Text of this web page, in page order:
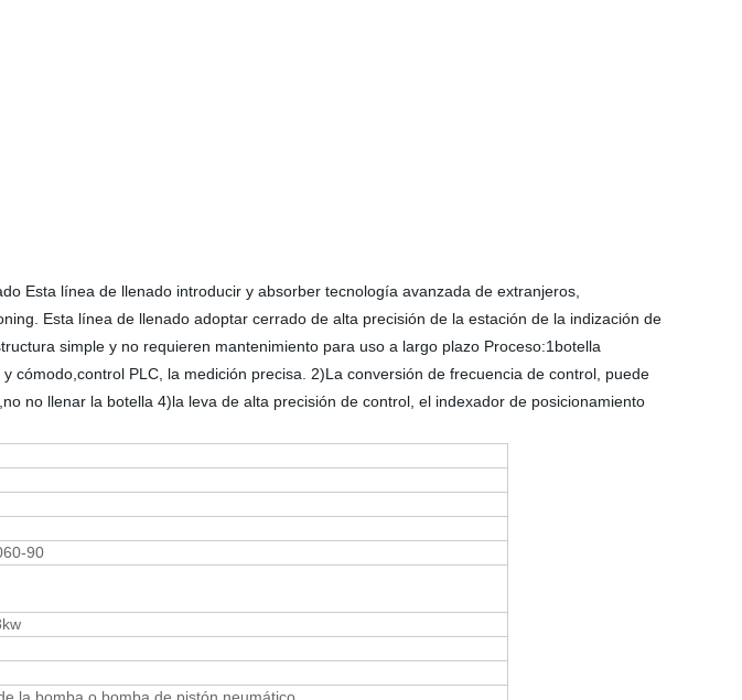
Esta línea de llenado introducir y absorber tecnología avanzada de extranjeros,
Esta línea de llenado adoptar cerrado de alta precisión de la estación de la indización de
simple y no requieren mantenimiento para uso a largo plazo Proceso:1botella
PLC, la medición precisa. 2)La conversión de frecuencia de control, puede
no llenar la botella 4)la leva de alta precisión de control, el indexador de posicionamiento
90